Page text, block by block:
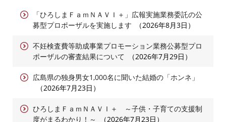
「ひろしまＦａｍＮＡＶＩ＋」広報実施業務委託の公
募型プロポーザルを実施します
2026年8月3日
不妊検査費等助成事業プロモーション業務公募型プロ
ポーザルの審査結果について
2026年7月29日
広島県の独身男女1,000名に聞いた結婚の「ホンネ」
2026年7月23日
ひろしまＦａｍＮＡＶＩ＋ ～子供・子育ての支援制
度がまるわかり！～
2026年7月23日